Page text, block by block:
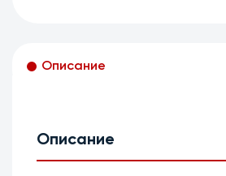
Описание
Описание